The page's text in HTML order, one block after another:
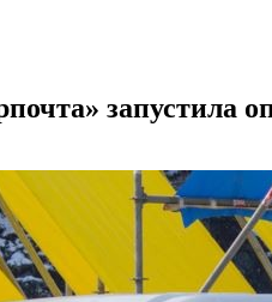
запустила